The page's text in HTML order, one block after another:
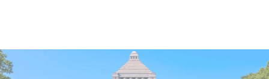
イベント・グッズ